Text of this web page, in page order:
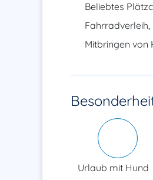
Beliebtes
Fahrradverleih,
Mitbringen von
Urlaub mit Hund